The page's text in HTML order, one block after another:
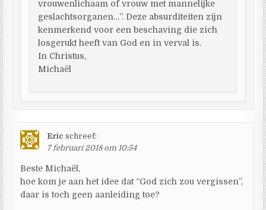
vrouwenlichaam of vrouw met mannelijke
geslachtsorganen…”. Deze absurditeiten zijn
kenmerkend voor een beschaving die zich
losgerukt heeft van God en in verval is.
In Christus,
Michaël
Eric schreef:
7 februari 2018 om 10:54
Beste Michaël,
hoe kom je aan het idee dat “God zich zou vergissen”,
daar is toch geen aanleiding toe?